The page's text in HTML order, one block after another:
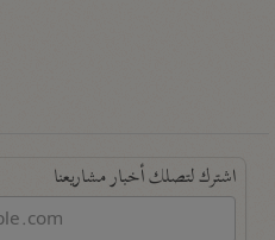
اشترك لتصلك أخبار مشاريعنا